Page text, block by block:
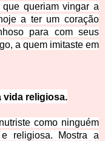
queriam vingar a
a ter um coração
para com seus
a quem imitaste em
vida religiosa.
como ninguém
religiosa. Mostra a